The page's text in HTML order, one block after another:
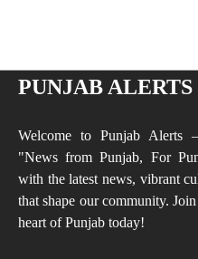
PUNJAB ALERTS
Welcome to Punjab
"News from Punjab, For
with the latest news, vibrant
that shape our community.
heart of Punjab today!